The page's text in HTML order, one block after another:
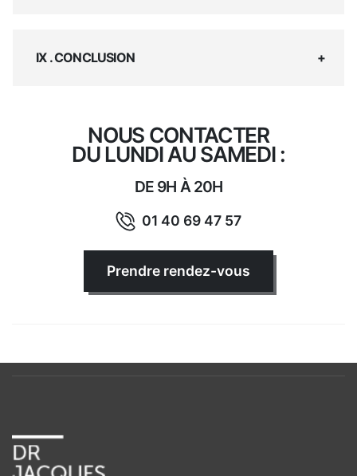
IX . CONCLUSION
NOUS CONTACTER
DU LUNDI AU SAMEDI :
DE 9H À 20H
01 40 69 47 57
Prendre rendez-vous